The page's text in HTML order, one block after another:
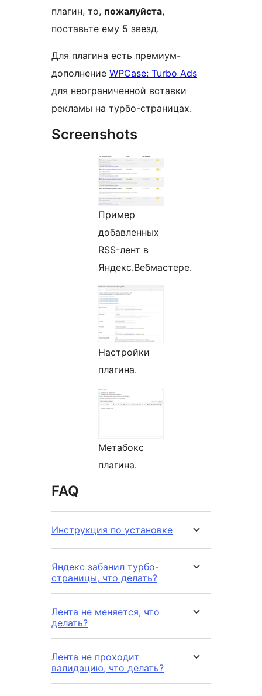
плагин, то, пожалуйста,
поставьте ему 5 звезд.
Для плагина есть премиум-
дополнение WPCase: Turbo Ads
для неограниченной вставки
рекламы на турбо-страницах.
Screenshots
Пример
добавленных
RSS-лент в
Яндекс.Вебмастере.
Настройки
плагина.
Метабокс
плагина.
FAQ
Инструкция по установке
Яндекс забанил турбо-
страницы, что делать?
Лента не меняется, что
делать?
Лента не проходит
валидацию, что делать?